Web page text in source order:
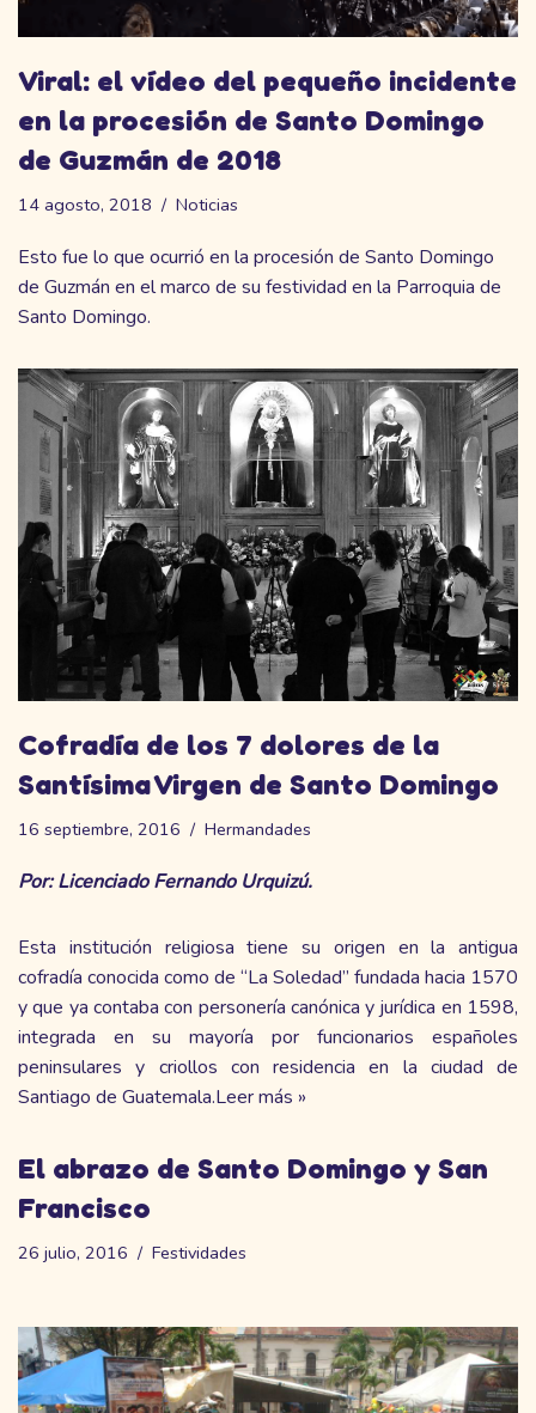
Viral: el vídeo del pequeño incidente
en la procesión de Santo Domingo
de Guzmán de 2018
14 agosto, 2018 Noticias
Esto fue lo que ocurrió en la procesión de Santo Domingo
de Guzmán en el marco de su festividad en la Parroquia de
Santo Domingo.
Cofradía de los 7 dolores de la
Santísima Virgen de Santo Domingo
16 septiembre, 2016 Hermandades
Por: Licenciado Fernando Urquizú.
Esta institución religiosa tiene su origen en la antigua
cofradía conocida como de “La Soledad” fundada hacia 1570
y que ya contaba con personería canónica y jurídica en 1598,
integrada en su mayoría por funcionarios españoles
peninsulares y criollos con residencia en la ciudad de
Santiago de Guatemala.Leer más »
El abrazo de Santo Domingo y San
Francisco
26 julio, 2016 Festividades